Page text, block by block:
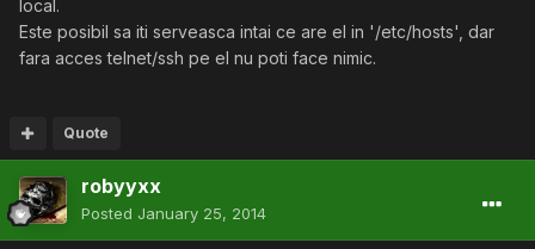
local.
Este posibil sa iti serveasca intai ce are el in '/etc/hosts', dar
fara acces telnet/ssh pe el nu poti face nimic.
Quote
robyyxx
Posted January 25, 2014